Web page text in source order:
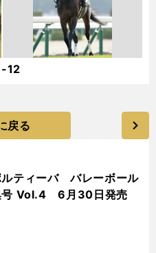
12
戻る
ルティーバ バレーボール
号 Vol.4 6月30日発売